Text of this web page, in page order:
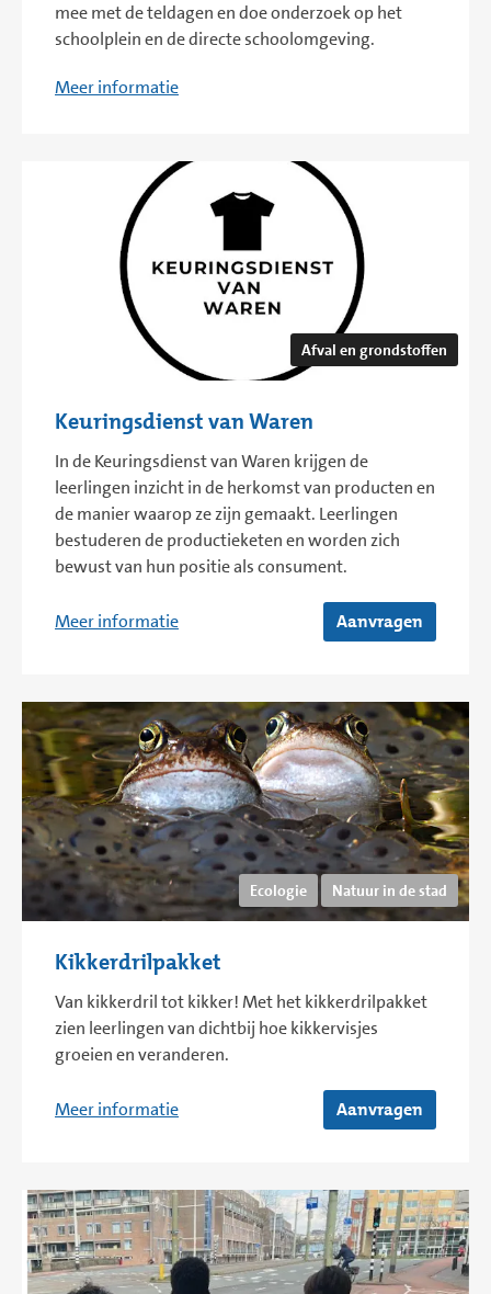
mee met de teldagen en doe onderzoek op het
schoolplein en de directe schoolomgeving.
Meer informatie
Afval en grondstoffen
Keuringsdienst van Waren
In de Keuringsdienst van Waren krijgen de
leerlingen inzicht in de herkomst van producten en
de manier waarop ze zijn gemaakt. Leerlingen
bestuderen de productieketen en worden zich
bewust van hun positie als consument.
Meer informatie Aanvragen
Ecologie Natuur in de stad
Kikkerdrilpakket
Van kikkerdril tot kikker! Met het kikkerdrilpakket
zien leerlingen van dichtbij hoe kikkervisjes
groeien en veranderen.
Meer informatie Aanvragen